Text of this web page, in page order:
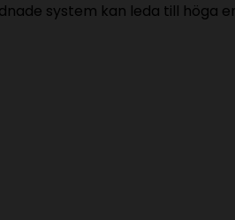
system kan leda till höga